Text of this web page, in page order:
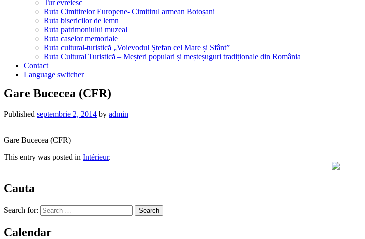
Tur evreiesc
Ruta Cimitirelor Europene- Cimitirul armean Botoșani
Ruta bisericilor de lemn
Ruta patrimoniului muzeal
Ruta caselor memoriale
Ruta cultural-turistică „Voievodul Ștefan cel Mare și Sfânt”
Ruta Cultural Turistică – Meșteri populari și meșteșuguri tradiționale din România
Contact
Language switcher
Gare Bucecea (CFR)
Published septembrie 2, 2014 by admin
Gare Bucecea (CFR)
This entry was posted in Intérieur.
Cauta
Search for:
Calendar